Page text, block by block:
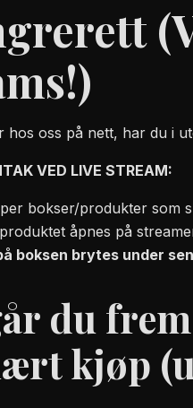
hos oss på nett, har du i
VED LIVE STREAM:
bokser/produkter som
åpnes på
boksen brytes under
du
kjøp